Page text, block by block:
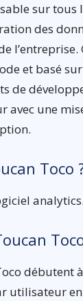
sur tous
des
l’entreprise.
et basé
de
avec une
Toco
analytics.
débutent
utilisateur